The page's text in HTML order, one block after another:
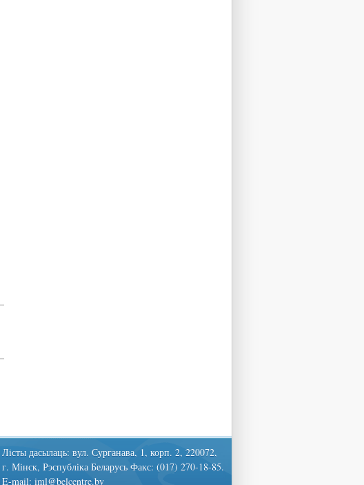
Лiсты дасылаць: вул. Сурганава, 1, корп. 2, 220072,
г. Мінск, Рэспубліка Беларусь Факс: (017) 270-18-85.
E-mail: iml@belcentre.by